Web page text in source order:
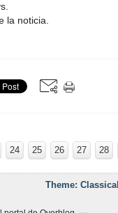
la noticia.
24 25 26 27 28
Theme: